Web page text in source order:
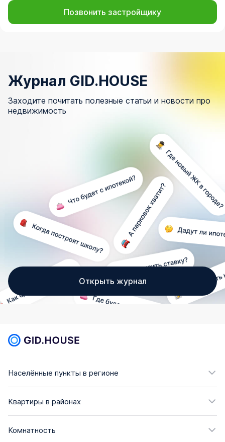
Позвонить застройщику
Журнал GID.HOUSE
Заходите почитать полезные статьи и новости про
недвижимость
Открыть журнал
Населённые пункты в регионе
Квартиры в районах
Комнатность